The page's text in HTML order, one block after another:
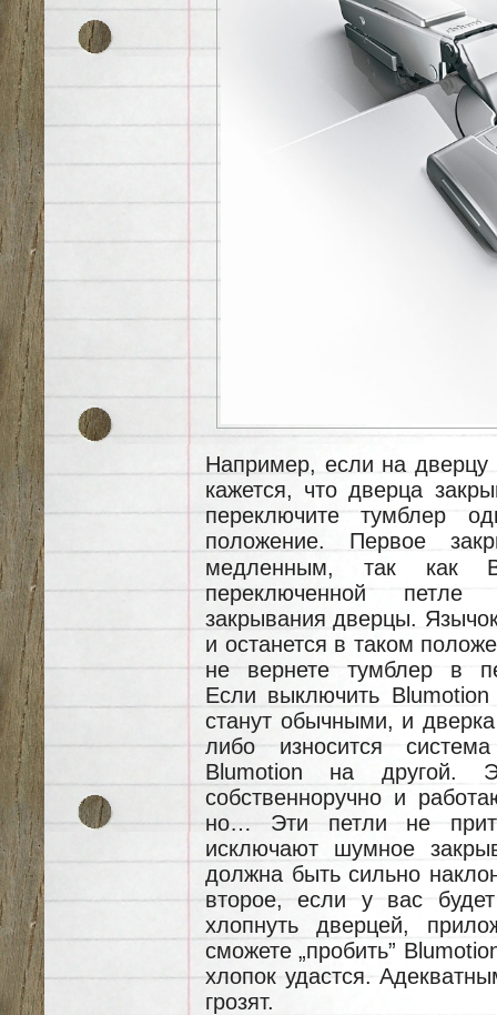
Например, если на
кажется, что дверца
переключите тумблер
положение. Первое
медленным, так как
переключенной
закрывания дверцы.
и останется в таком
не вернете тумблер в
Если выключить
станут обычными, и
либо износится
Blumotion на другой.
собственноручно и
но… Эти петли не
исключают шумное
должна быть сильно
второе, если у вас
хлопнуть дверцей,
сможете „пробить”
хлопок удастся.
грозят.